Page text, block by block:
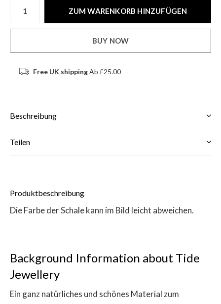
ZUM WARENKORB HINZUFÜGEN
BUY NOW
Free UK shippingAb £25.00
Beschreibung
Teilen
Produktbeschreibung
Die Farbe der Schale kann im Bild leicht abweichen.
Background Information about Tide
Jewellery
Ein ganz natürliches und schönes Material zum